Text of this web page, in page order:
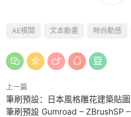
AE模闆 文本動畫 時尚動感
上一篇
筆刷預設：日本風格雕花建築貼圖
筆刷預設 Gumroad – ZBrushSP –